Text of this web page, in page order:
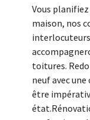
Vous
maison, nos
toitures.
neuf avec
être